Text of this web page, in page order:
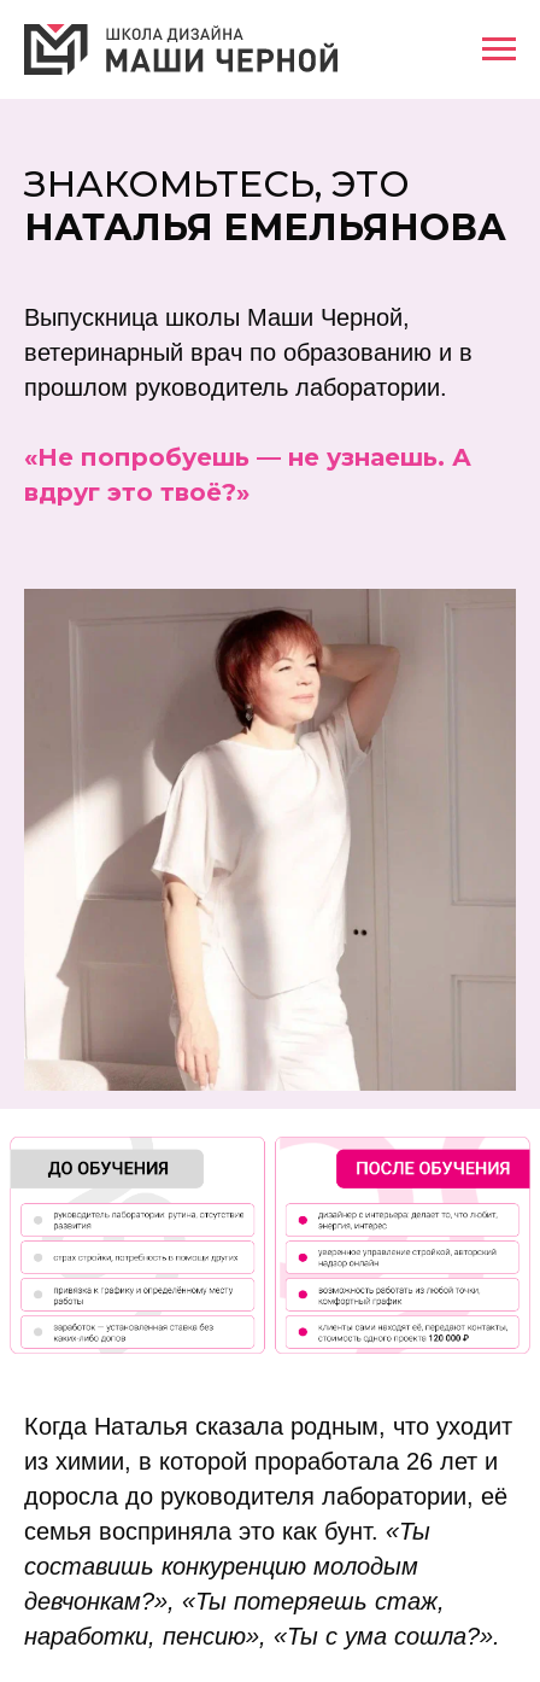
ЗНАКОМЬТЕСЬ, ЭТО
НАТАЛЬЯ ЕМЕЛЬЯНОВА
Выпускница школы Маши Черной,
ветеринарный врач по образованию и в
прошлом руководитель лаборатории.
«Не попробуешь — не узнаешь. А
вдруг это твоё?»
Когда Наталья сказала родным, что уходит
из химии, в которой проработала 26 лет и
доросла до руководителя лаборатории, её
семья восприняла это как бунт. «Ты
составишь конкуренцию молодым
девчонкам?», «Ты потеряешь стаж,
наработки, пенсию», «Ты с ума сошла?».